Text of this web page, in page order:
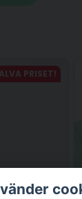
PRISET!